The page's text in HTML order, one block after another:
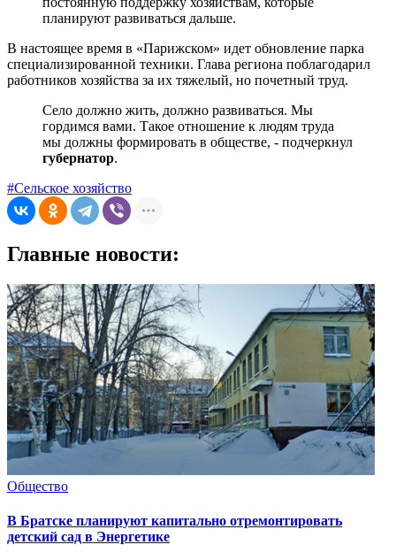
планируют развиваться дальше.
В настоящее время в «Парижском» идет обновление парка
специализированной техники. Глава региона поблагодарил
работников хозяйства за их тяжелый, но почетный труд.
Село должно жить, должно развиваться. Мы
гордимся вами. Такое отношение к людям труда
мы должны формировать в обществе, - подчеркнул
губернатор.
#Сельское хозяйство
Главные новости:
Общество
В Братске планируют капитально отремонтировать
детский сад в Энергетике